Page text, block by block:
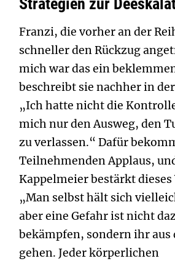
Strategien zur
Franzi, die vorher an der
schneller den Rückzug
mich war das ein
beschreibt sie nachher in
„Ich hatte nicht die
mich nur den Ausweg, den
zu verlassen.“ Dafür
Teilnehmenden Applaus,
Kappelmeier bestärkt
„Man selbst hält sich
aber eine Gefahr ist nicht
bekämpfen, sondern ihr aus
gehen. Jeder körperlichen